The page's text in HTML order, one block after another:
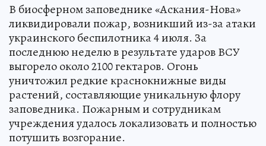
В биосферном заповеднике «Аскания-Нова»
ликвидировали пожар, возникший из-за атаки
украинского беспилотника 4 июля. За
последнюю неделю в результате ударов ВСУ
выгорело около 2100 гектаров. Огонь
уничтожил редкие краснокнижные виды
растений, составляющие уникальную флору
заповедника. Пожарным и сотрудникам
учреждения удалось локализовать и полностью
потушить возгорание.